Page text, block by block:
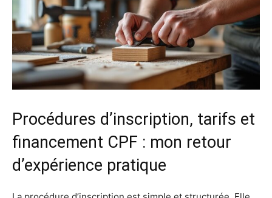
Procédures d’inscription, tarifs et
financement CPF : mon retour
d’expérience pratique